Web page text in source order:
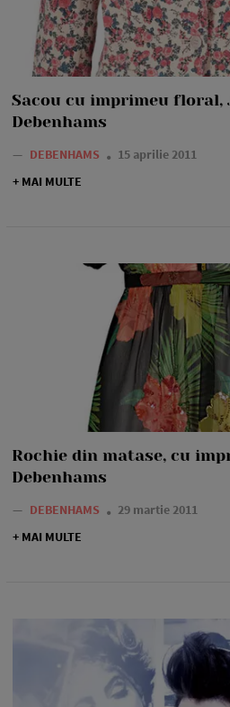
Sacou cu imprimeu floral,
Debenhams
— DEBENHAMS
15 aprilie 2011
+ MAI MULTE
Rochie din matase, cu
Debenhams
— DEBENHAMS
29 martie 2011
+ MAI MULTE